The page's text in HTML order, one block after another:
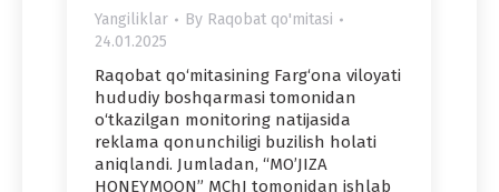
Yangiliklar By Raqobat qo'mitasi
24.01.2025
Raqobat qo‘mitasining Farg‘ona viloyati
hududiy boshqarmasi tomonidan
o‘tkazilgan monitoring natijasida
reklama qonunchiligi buzilish holati
aniqlandi. Jumladan, “MO’JIZA
HONEYMOON” MChJ tomonidan ishlab